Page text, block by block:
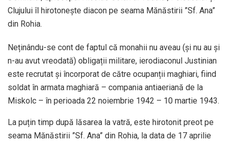
Clujului îl hirotonește diacon pe seama Mănăstirii ”Sf. Ana”
din Rohia.
Neținându-se cont de faptul că monahii nu aveau (și nu au și
n-au avut vreodată) obligații militare, ierodiaconul Justinian
este recrutat și încorporat de către ocupanții maghiari, fiind
soldat în armata maghiară – compania antiaeriană de la
Miskolc – în perioada 22 noiembrie 1942 – 10 martie 1943.
La puțin timp după lăsarea la vatră, este hirotonit preot pe
seama Mănăstirii ”Sf. Ana” din Rohia, la data de 17 aprilie